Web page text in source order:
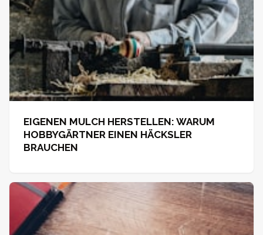
EIGENEN MULCH HERSTELLEN: WARUM
HOBBYGÄRTNER EINEN HÄCKSLER
BRAUCHEN